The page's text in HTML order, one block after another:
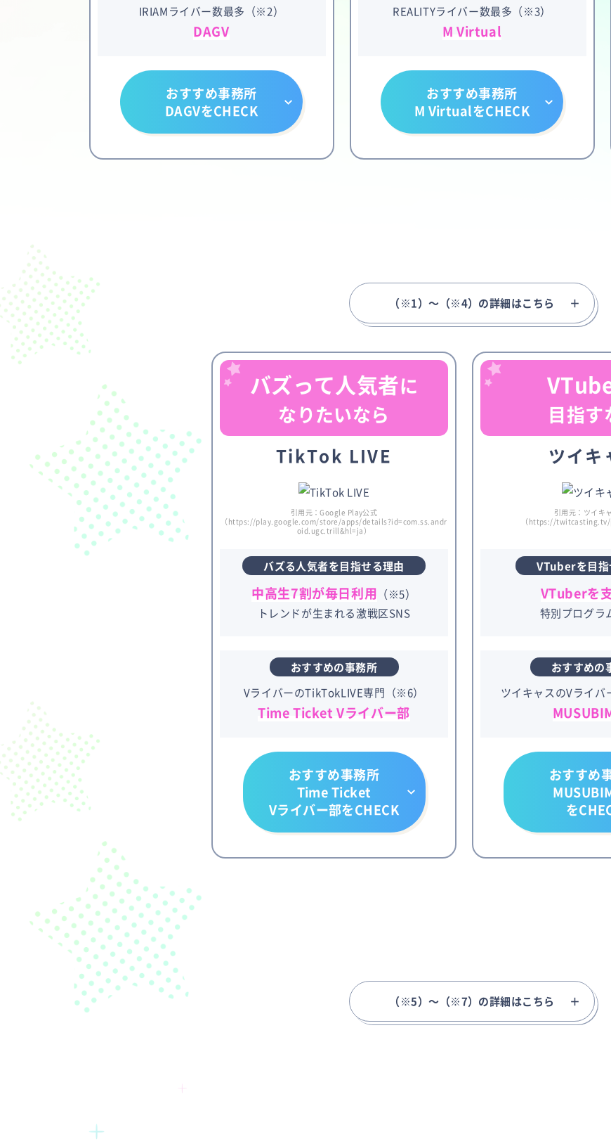
IRIAMライバー数最多（※2）
DAGV
おすすめ事務所
DAGVをCHECK
REALITYライバー数最多（※3）
M Virtual
おすすめ事務所
M VirtualをCHECK
（※1）～（※4）の詳細はこちら
バズって人気者に
なりたいなら
TikTok LIVE
引用元：Google Play公式
（https://play.google.com/store/apps/details?id=com.ss.andr
oid.ugc.trill&hl=ja）
バズる人気者を目指せる理由
中高生7割が毎日利用 （※5）
トレンドが生まれる激戦区SNS
おすすめの事務所
VライバーのTikTokLIVE専門（※6）
Time Ticket Vライバー部
おすすめ事務所
Time Ticket
Vライバー部をCHECK
目指す
ツイキ
引用元：ツイキ
（https://twitcasting.tv/
VTuberを目指
VTuberを
特別プログラ
おすすめの
ツイキャスのVライバ
おすすめ
を
（※5）～（※7）の詳細はこちら